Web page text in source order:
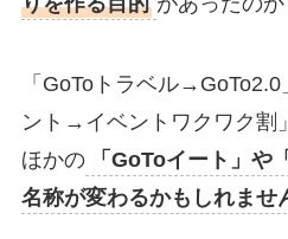
「GoToトラベル
ント→イベントワクワク割
ほかの
「GoToイート」や
名称が変わるかもしれませ